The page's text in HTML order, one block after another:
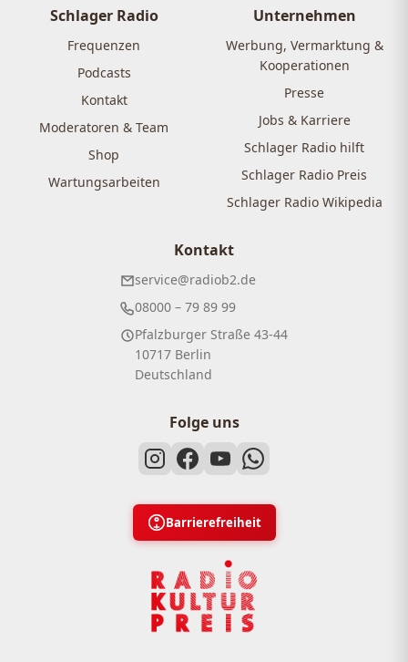
Schlager Radio
Frequenzen
Podcasts
Kontakt
Moderatoren & Team
Shop
Wartungsarbeiten
Unternehmen
Werbung, Vermarktung &
Kooperationen
Presse
Jobs & Karriere
Schlager Radio hilft
Schlager Radio Preis
Schlager Radio Wikipedia
Kontakt
service@radiob2.de
08000 – 79 89 99
Pfalzburger Straße 43-44
10717 Berlin
Deutschland
Folge uns
Barrierefreiheit